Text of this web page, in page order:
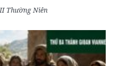
Thường Niên